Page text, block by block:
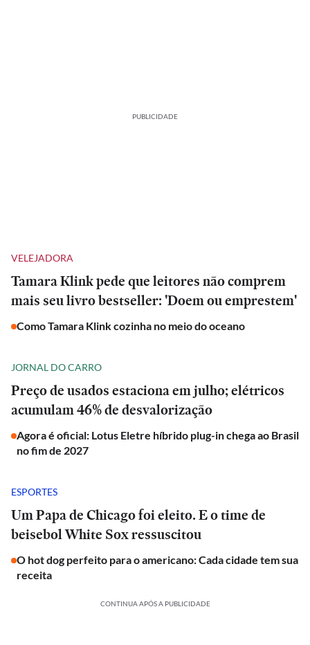
PUBLICIDADE
VELEJADORA
Tamara Klink pede que leitores não comprem
mais seu livro bestseller: 'Doem ou emprestem'
Como Tamara Klink cozinha no meio do oceano
JORNAL DO CARRO
Preço de usados estaciona em julho; elétricos
acumulam 46% de desvalorização
Agora é oficial: Lotus Eletre híbrido plug-in chega ao Brasil
no fim de 2027
ESPORTES
Um Papa de Chicago foi eleito. E o time de
beisebol White Sox ressuscitou
O hot dog perfeito para o americano: Cada cidade tem sua
receita
CONTINUA APÓS A PUBLICIDADE